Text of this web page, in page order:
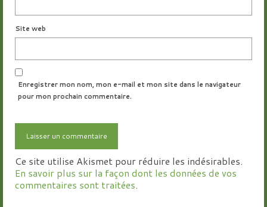
Site web
Enregistrer mon nom, mon e-mail et mon site dans le navigateur
pour mon prochain commentaire.
Ce site utilise Akismet pour réduire les indésirables.
En savoir plus sur la façon dont les données de vos
commentaires sont traitées.